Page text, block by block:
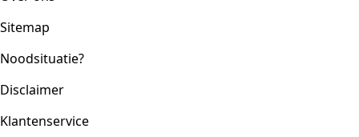
Sitemap
Noodsituatie?
Disclaimer
Klantenservice